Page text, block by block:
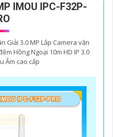
IMOU IPC-F32P-
Giải 3.0 MP Lắp Camera văn
Hồng Ngoại 10m HD IP 3.0
Âm cao cấp